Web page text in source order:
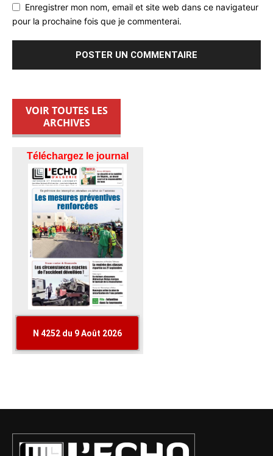
Enregistrer mon nom, email et site web dans ce navigateur
pour la prochaine fois que je commenterai.
VOIR TOUTES LES
ARCHIVES